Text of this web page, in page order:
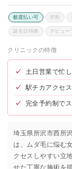
都度払い可 学割
誕生日特典 デビュー
クリニックの特徴
✓ 土日営業で忙
✓ 駅チカアクセ
✓ 完全予約制で
埼玉県所沢市西所
は、ムダ毛に悩む
クセスしやすい立
せた丁寧な施術を